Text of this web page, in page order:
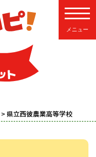
> 県立西彼農業高等学校